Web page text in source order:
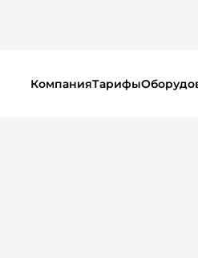
КомпанияТарифы